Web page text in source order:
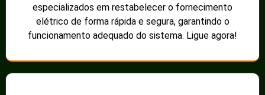
especializados em restabelecer o fornecimento
elétrico de forma rápida e segura, garantindo o
funcionamento adequado do sistema. Ligue agora!